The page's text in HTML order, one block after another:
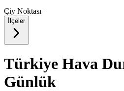
Çiy Noktası–
İlçeler
Türkiye Hava
Günlük